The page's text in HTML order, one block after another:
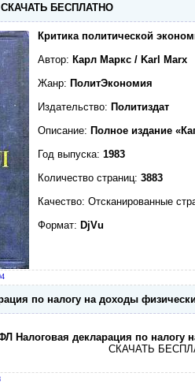
СКАЧАТЬ БЕСПЛАТНО
Критика политической
Автор: Карл Маркс / Karl Marx
Жанр: ПолитЭкономия
Издательство: Политиздат
Описание: Полное издание
Год выпуска: 1983
Количество страниц: 3883
Качество: Отсканированные
Формат: DjVu
по налогу на доходы
Налоговая декларация по налогу
СКАЧАТЬ